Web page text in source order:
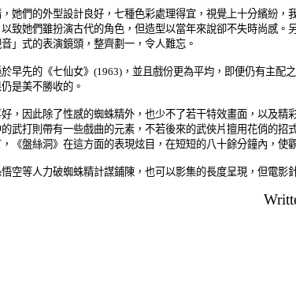
們的外型設計良好，七種色彩處理得宜，視覺上十分繽紛，
致她們雖扮演古代的角色，但造型以當年來說卻不失時尚感
」式的表演鏡頭，整齊劃一，令人難忘。
先的《七仙女》(1963)，並且戲份更為平均，即便仍有主配
是美不勝收的。
因此除了性感的蜘蛛精外，也少不了若干特效畫面，以及精
武打則帶有一些戲曲的元素，不若後來的武俠片擅用花俏的
《盤絲洞》在這方面的表現炫目，在短短的八十餘分鐘內，使
等人力破蜘蛛精計謀鋪陳，也可以影集的長度呈現，但電影